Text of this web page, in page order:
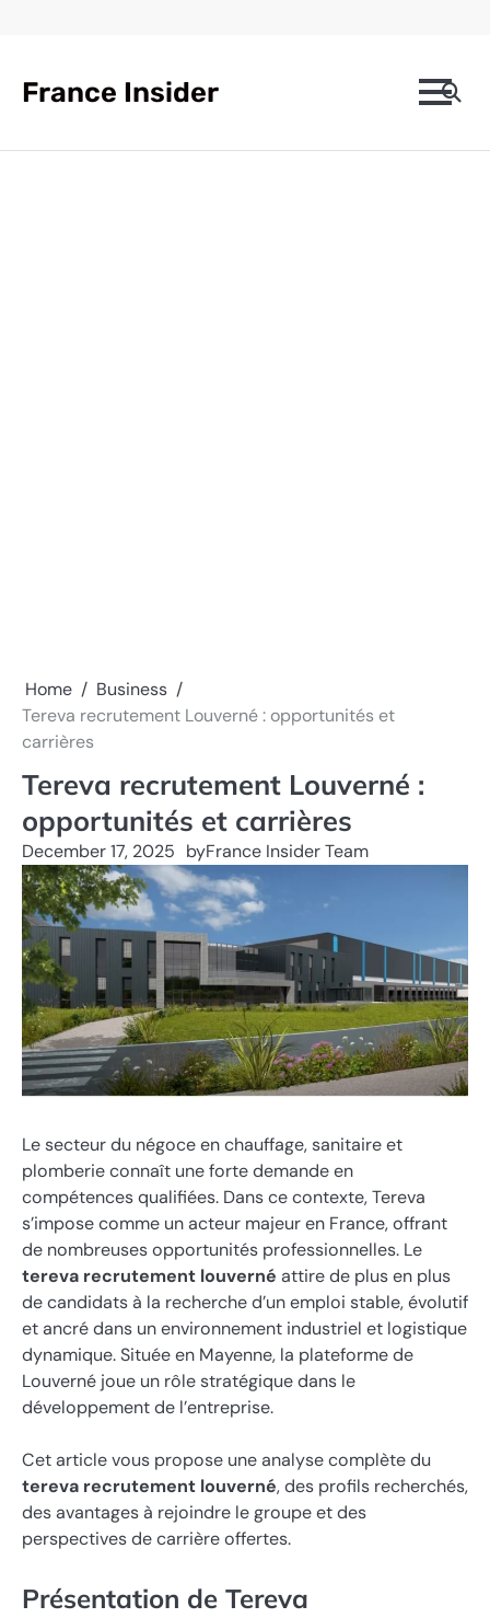
France Insider
Home
Business
Tereva recrutement Louverné : opportunités et
carrières
Tereva recrutement Louverné :
opportunités et carrières
December 17, 2025 byFrance Insider Team
Le secteur du négoce en chauffage, sanitaire et
plomberie connaît une forte demande en
compétences qualifiées. Dans ce contexte, Tereva
s’impose comme un acteur majeur en France, offrant
de nombreuses opportunités professionnelles. Le
tereva recrutement louverné attire de plus en plus
de candidats à la recherche d’un emploi stable, évolutif
et ancré dans un environnement industriel et logistique
dynamique. Située en Mayenne, la plateforme de
Louverné joue un rôle stratégique dans le
développement de l’entreprise.
Cet article vous propose une analyse complète du
tereva recrutement louverné, des profils recherchés,
des avantages à rejoindre le groupe et des
perspectives de carrière offertes.
Présentation de Tereva